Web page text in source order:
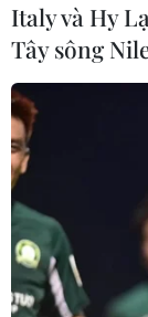
TIN LIÊN
Italy và Hy
Tây sông